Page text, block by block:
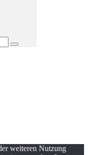
weiteren Nutzung